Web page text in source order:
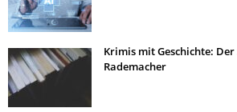
Krimis mit Geschichte:
Rademacher